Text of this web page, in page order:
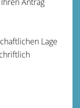
Lage